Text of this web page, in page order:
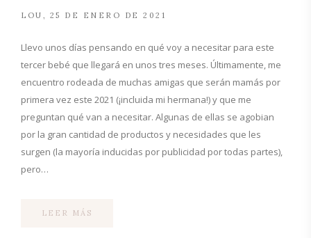
LOU 25 DE ENERO DE 2021
Llevo unos días pensando en qué voy a necesitar para este
tercer bebé que llegará en unos tres meses. Últimamente, me
encuentro rodeada de muchas amigas que serán mamás por
primera vez este 2021 (¡incluida mi hermana!) y que me
preguntan qué van a necesitar. Algunas de ellas se agobian
por la gran cantidad de productos y necesidades que les
surgen (la mayoría inducidas por publicidad por todas partes),
pero…
LEER MÁS